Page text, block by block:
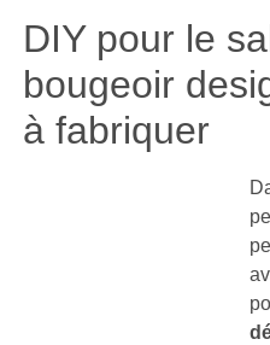
DIY pour le
bougeoir
à fabriquer